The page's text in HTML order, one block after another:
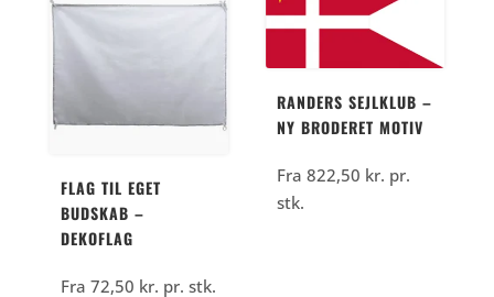
FLAG TIL EGET
BUDSKAB –
DEKOFLAG
Fra 72,50 kr. pr. stk.
RANDERS SEJLKLUB –
NY BRODERET MOTIV
Fra822,50 kr. pr.
stk.